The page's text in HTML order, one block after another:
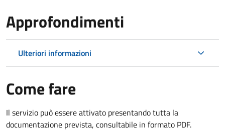
Approfondimenti
Ulteriori informazioni
Come fare
Il servizio può essere attivato presentando tutta la
documentazione prevista, consultabile in formato PDF.